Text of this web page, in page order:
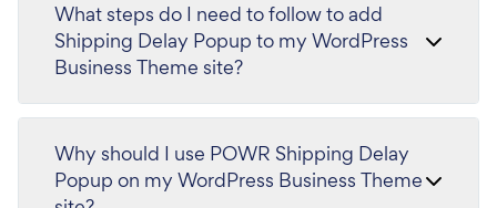
What steps do I need to follow to add
Shipping Delay Popup to my WordPress
Business Theme site?
Why should I use POWR Shipping Delay
Popup on my WordPress Business Theme